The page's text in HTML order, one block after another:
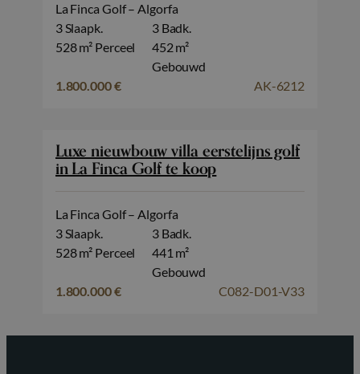
La Finca Golf – Algorfa
3 Slaapk.
3 Badk.
528 m² Perceel
452 m²
Gebouwd
1.800.000 €
AK-6212
Luxe nieuwbouw villa eerstelijns golf
in La Finca Golf te koop
La Finca Golf – Algorfa
3 Slaapk.
3 Badk.
528 m² Perceel
441 m²
Gebouwd
1.800.000 €
C082-D01-V33